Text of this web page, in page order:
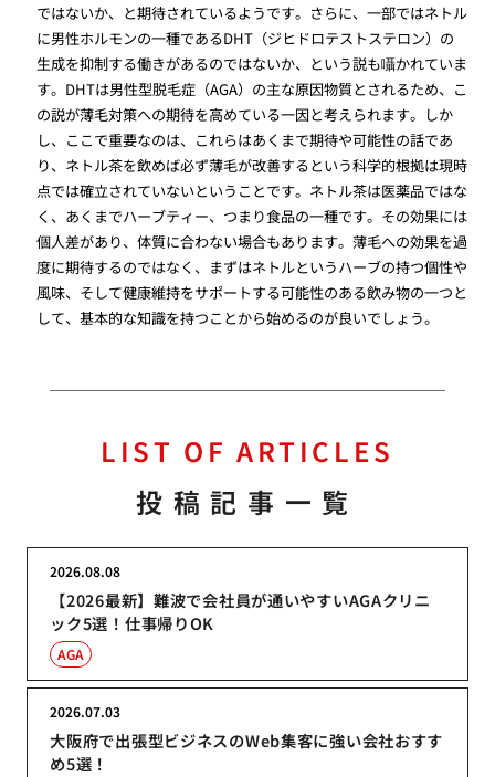
ではないか、と期待されているようです。さらに、一部ではネトル
に男性ホルモンの一種であるDHT（ジヒドロテストステロン）の
生成を抑制する働きがあるのではないか、という説も囁かれていま
す。DHTは男性型脱毛症（AGA）の主な原因物質とされるため、こ
の説が薄毛対策への期待を高めている一因と考えられます。しか
し、ここで重要なのは、これらはあくまで期待や可能性の話であ
り、ネトル茶を飲めば必ず薄毛が改善するという科学的根拠は現時
点では確立されていないということです。ネトル茶は医薬品ではな
く、あくまでハーブティー、つまり食品の一種です。その効果には
個人差があり、体質に合わない場合もあります。薄毛への効果を過
度に期待するのではなく、まずはネトルというハーブの持つ個性や
風味、そして健康維持をサポートする可能性のある飲み物の一つと
して、基本的な知識を持つことから始めるのが良いでしょう。
LIST OF ARTICLES
投稿記事一覧
【2026最新】難波で会社員が通いやすいAGAクリニ
ック5選！仕事帰りOK
2026.08.08
AGA
大阪府で出張型ビジネスのWeb集客に強い会社おすす
め5選！
2026.07.03